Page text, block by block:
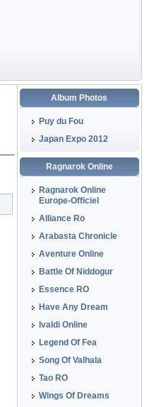
Album Photos
Puy du Fou
Japan Expo 2012
Ragnarok Online
Ragnarok Online
Europe-Officiel
Alliance Ro
Arabasta Chronicle
Aventure Online
Battle Of Niddogur
Essence RO
Have Any Dream
Ivaldi Online
Legend Of Fea
Song Of Valhala
Tao RO
Wings Of Dreams